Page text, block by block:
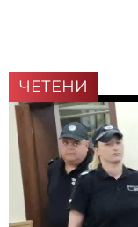
ЧЕТЕНИ